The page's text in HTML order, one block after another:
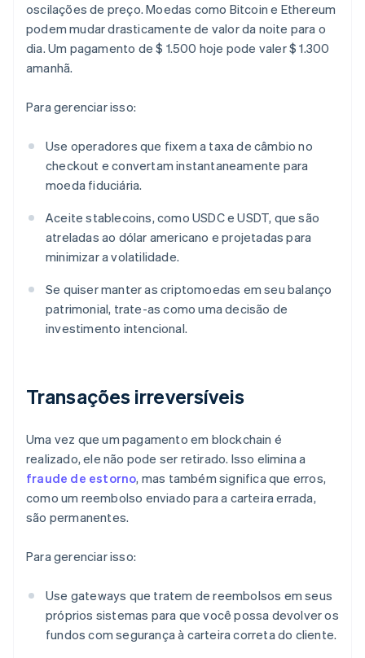
oscilações de preço. Moedas como Bitcoin e Ethereum
podem mudar drasticamente de valor da noite para o
dia. Um pagamento de $ 1.500 hoje pode valer $ 1.300
amanhã.
Para gerenciar isso:
Use operadores que fixem a taxa de câmbio no
checkout e convertam instantaneamente para
moeda fiduciária.
Aceite stablecoins, como USDC e USDT, que são
atreladas ao dólar americano e projetadas para
minimizar a volatilidade.
Se quiser manter as criptomoedas em seu balanço
patrimonial, trate-as como uma decisão de
investimento intencional.
Transações irreversíveis
Uma vez que um pagamento em blockchain é
realizado, ele não pode ser retirado. Isso elimina a
fraude de estorno, mas também significa que erros,
como um reembolso enviado para a carteira errada,
são permanentes.
Para gerenciar isso:
Use gateways que tratem de reembolsos em seus
próprios sistemas para que você possa devolver os
fundos com segurança à carteira correta do cliente.